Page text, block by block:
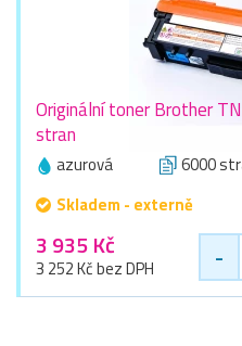
Originální toner Brother
stran
azurová 6000
Skladem - externě
3 935 Kč
3 252 Kč bez DPH -